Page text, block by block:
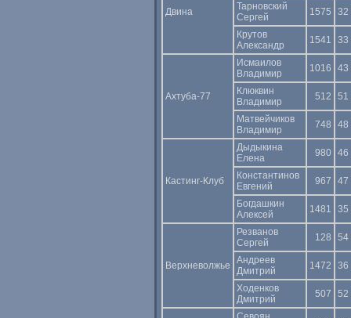
Двина
Тарновский
Сергей
1575 32
Крутов
Александр
1541 33
Ахтуба-77
Исмаилов
Владимир
1016 43
Клюквин
Владимир
512 51
Матвейчиков
Владимир
748 48
Кастинг-Клуб
Дыдыкина
Елена
980 46
Константинов
Евгений
967 47
Богдашкин
Алексей
1481 35
Верхневолжье
Резванов
Сергей
128 54
Андреев
Дмитрий
1472 36
Ходенков
Дмитрий
507 52